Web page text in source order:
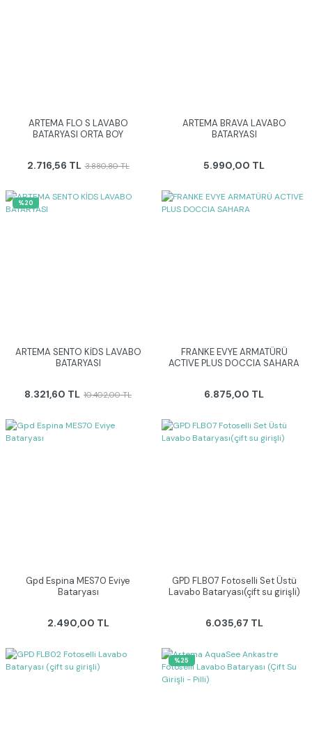
ARTEMA FLO S LAVABO
BATARYASI ORTA BOY
2.716,56 TL 3.880,80 TL
ARTEMA BRAVA LAVABO
BATARYASI
5.990,00 TL
%20
ARTEMA SENTO KİDS LAVABO
BATARYASI
8.321,60 TL 10.402,00 TL
FRANKE EVYE ARMATÜRÜ
ACTIVE PLUS DOCCIA SAHARA
6.875,00 TL
Gpd Espina MES70 Eviye
Bataryası
2.490,00 TL
GPD FLB07 Fotoselli Set Üstü
Lavabo Bataryası(çift su girişli)
6.035,67 TL
%25